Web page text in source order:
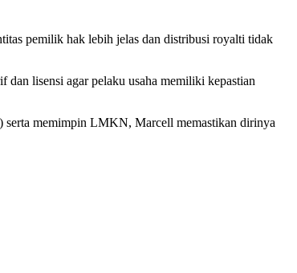
pemilik hak lebih jelas dan distribusi royalti tidak
lisensi agar pelaku usaha memiliki kepastian
serta memimpin LMKN, Marcell memastikan dirinya